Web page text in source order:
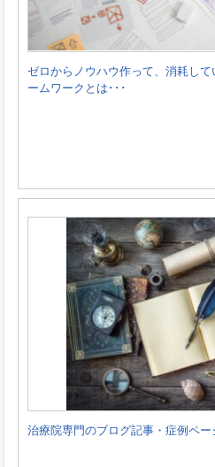
ゼロからノウハウ作って、消耗し
ームワークとは･･･
治療院専門のブログ記事・症例ペー